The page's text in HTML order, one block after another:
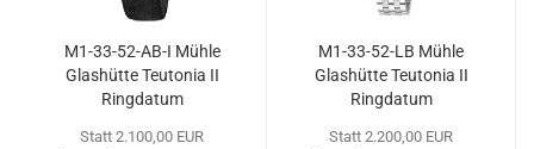
M1-​33-​52-AB-I Mühle
Glas­hüt­te Teu­to­nia II
Ring­da­tum
Statt 2.100,00 EUR
M1-​33-​52-LB Mühle
Glas­hüt­te Teu­to­nia II
Ring­da­tum
Statt 2.200,00 EUR